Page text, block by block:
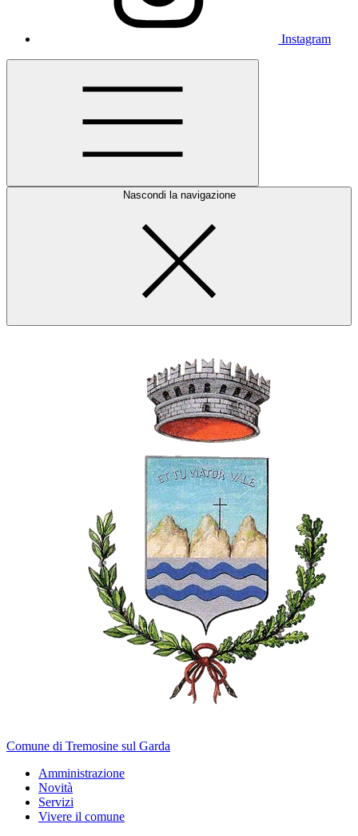
Instagram
Nascondi la navigazione
Comune di Tremosine sul Garda
Amministrazione
Novità
Servizi
Vivere il comune